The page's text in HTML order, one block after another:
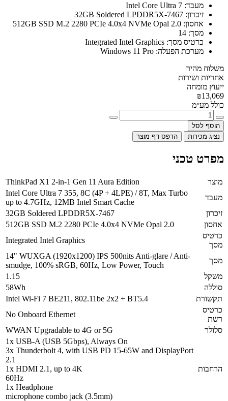
מעבד:
זיכרון:
אחסון:
מסך:
כרטיס מסך:
מערכת הפעלה:
משלוח מהיר
אחריות ושירות
ייעוץ מומחה
₪13,069
כולל מע״מ
הוסף לסל
נציג מכירות
הדפס דף מוצר
מפרט טכני
מוצר
ThinkPad X1 2-in-1 Gen 11 Aura Edition
מעבד
Intel Core Ultra 7 355, 8C (4P + 4LPE) / 8T, Max Turbo
up to 4.7GHz, 12MB Intel Smart Cache
זיכרון
32GB Soldered LPDDR5X-7467
אחסון
512GB SSD M.2 2280 PCIe 4.0x4 NVMe Opal 2.0
כרטיס
מסך
Integrated Intel Graphics
מסך
14" WUXGA (1920x1200) IPS 500nits Anti-glare / Anti-
smudge, 100% sRGB, 60Hz, Low Power, Touch
משקל
1.15
סוללה
58Wh
תקשורת
Intel Wi-Fi 7 BE211, 802.11be 2x2 + BT5.4
כרטיס
רשת
No Onboard Ethernet
סלולר
WWAN Upgradable to 4G or 5G
הרחבות
1x USB-A (USB 5Gbps), Always On
3x Thunderbolt 4, with USB PD 15-65W and DisplayPort
2.1
1x HDMI 2.1, up to 4K
60Hz
1x Headphone
microphone combo jack (3.5mm)